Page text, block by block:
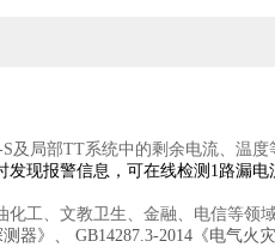
及局部TT系统中的剩余电流、温
现报警信息，可在线检测1路漏
工、文教卫生、金融、电信等领域
器》、 GB14287.3-2014《电气火